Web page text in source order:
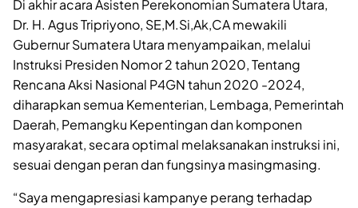
Di akhir acara Asisten Perekonomian Sumatera Utara,
Dr. H. Agus Tripriyono, SE,M.Si,Ak,CA mewakili
Gubernur Sumatera Utara menyampaikan, melalui
Instruksi Presiden Nomor 2 tahun 2020, Tentang
Rencana Aksi Nasional P4GN tahun 2020 -2024,
diharapkan semua Kementerian, Lembaga, Pemerintah
Daerah, Pemangku Kepentingan dan komponen
masyarakat, secara optimal melaksanakan instruksi ini,
sesuai dengan peran dan fungsinya masingmasing.
“Saya mengapresiasi kampanye perang terhadap